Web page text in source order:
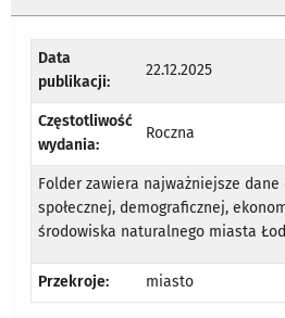
Data
publikacji:
22.12.2025
Częstotliwość
wydania:
Roczna
Folder zawiera najważniejsze
społecznej, demograficznej,
środowiska naturalnego miasta
Przekroje: miasto